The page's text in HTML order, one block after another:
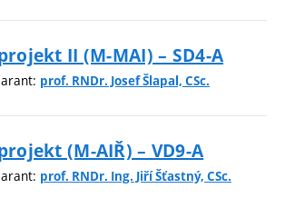
II (M-MAI) – SD4-A
prof. RNDr. Josef Šlapal, CSc.
(M-AIŘ) – VD9-A
prof. RNDr. Ing. Jiří Šťastný, CSc.